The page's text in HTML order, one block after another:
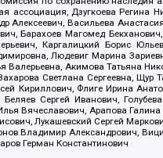
ассоциация, Дзугкоева Регина
Васильева Анастасия
Барахоев Магомед
Каргалицкий Борис
Людевиг Марина
Валерьевна, Акимова Татьяна
Светлана Сергеевна, Щур
Кириллович, Флиге Ирина
Сергей Иванович,
Вячеславович, Арапова
Лукашевский Сергей
Владимир Александрович,
Герман Константинович